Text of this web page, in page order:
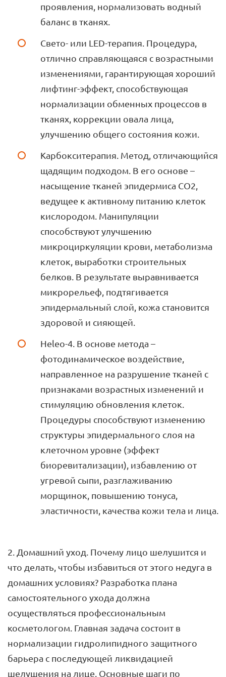
проявления, нормализовать водный
баланс в тканях.
Свето- или LED-терапия. Процедура,
отлично справляющаяся с возрастными
изменениями, гарантирующая хороший
лифтинг-эффект, способствующая
нормализации обменных процессов в
тканях, коррекции овала лица,
улучшению общего состояния кожи.
Карбокситерапия. Метод, отличающийся
щадящим подходом. В его основе –
насыщение тканей эпидермиса СО2,
ведущее к активному питанию клеток
кислородом. Манипуляции
способствуют улучшению
микроциркуляции крови, метаболизма
клеток, выработки строительных
белков. В результате выравнивается
микрорельеф, подтягивается
эпидермальный слой, кожа становится
здоровой и сияющей.
Heleo-4. В основе метода –
фотодинамическое воздействие,
направленное на разрушение тканей с
признаками возрастных изменений и
стимуляцию обновления клеток.
Процедуры способствуют изменению
структуры эпидермального слоя на
клеточном уровне (эффект
биоревитализации), избавлению от
угревой сыпи, разглаживанию
морщинок, повышению тонуса,
эластичности, качества кожи тела и лица.
2. Домашний уход. Почему лицо шелушится и
что делать, чтобы избавиться от этого недуга в
домашних условиях? Разработка плана
самостоятельного ухода должна
осуществляться профессиональным
косметологом. Главная задача состоит в
нормализации гидролипидного защитного
барьера с последующей ликвидацией
шелушения на лице. Основные шаги по